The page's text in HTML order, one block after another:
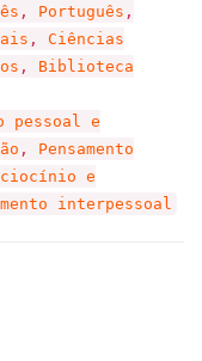
, Português ,
, Ciências
, Biblioteca
pessoal e
, Pensamento
e
interpessoal